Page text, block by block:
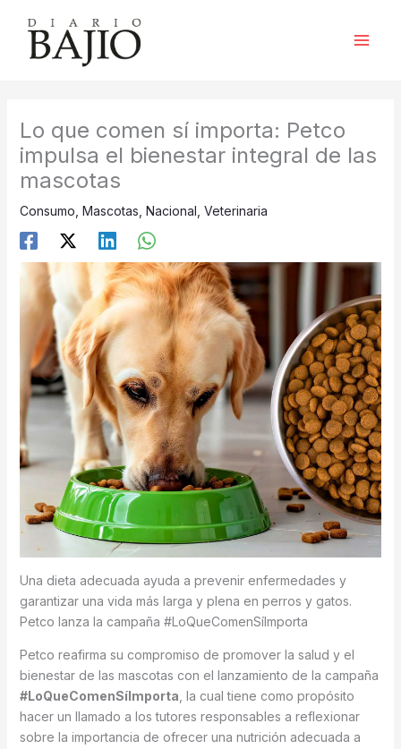
contenido
Lo que comen sí importa: Petco
impulsa el bienestar integral de las
mascotas
Consumo Mascotas Nacional Veterinaria
Una dieta adecuada ayuda a prevenir enfermedades y
garantizar una vida más larga y plena en perros y gatos.
Petco lanza la campaña #LoQueComenSíImporta
Petco reafirma su compromiso de promover la salud y el
bienestar de las mascotas con el lanzamiento de la campaña
#LoQueComenSíImporta , la cual tiene como propósito
hacer un llamado a los tutores responsables a reflexionar
sobre la importancia de ofrecer una nutrición adecuada a